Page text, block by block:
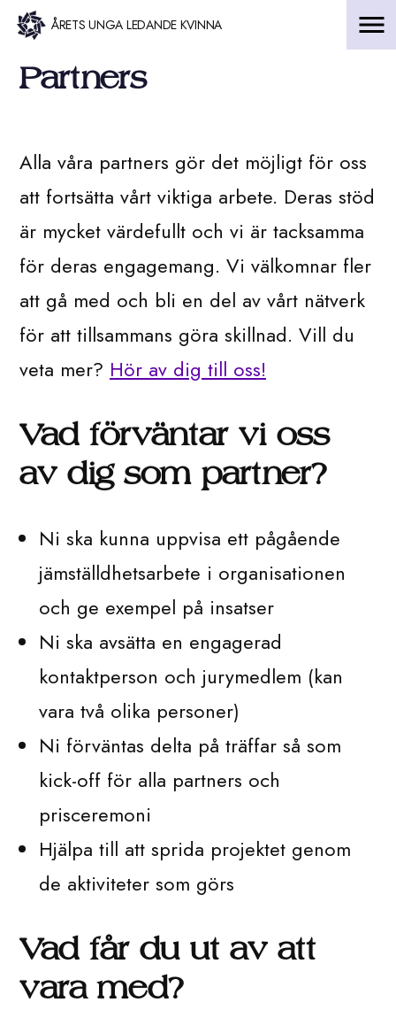
Hoppa
innehåll
ÅRETS UNGA LEDANDE KVINNA
Partners
Alla våra partners gör det möjligt för oss
att fortsätta vårt viktiga arbete. Deras stöd
är mycket värdefullt och vi är tacksamma
för deras engagemang. Vi välkomnar fler
att gå med och bli en del av vårt nätverk
för att tillsammans göra skillnad. Vill du
veta mer? Hör av dig till oss!
Vad förväntar vi oss
av dig som partner?
Ni ska kunna uppvisa ett pågående
jämställdhetsarbete i organisationen
och ge exempel på insatser
Ni ska avsätta en engagerad
kontaktperson och jurymedlem (kan
vara två olika personer)
Ni förväntas delta på träffar så som
kick-off för alla partners och
prisceremoni
Hjälpa till att sprida projektet genom
de aktiviteter som görs
Vad får du ut av att
vara med?